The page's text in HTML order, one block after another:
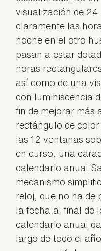
visualización de 24
claramente las
noche en el otro
pasan a estar
horas
así como de una
con luminiscencia
fin de mejorar más
rectángulo de
las 12 ventanas
en curso, una
calendario anual
mecanismo
reloj, que no ha de
la fecha al final de
calendario anual
largo de todo el